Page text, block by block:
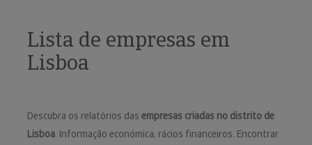
Lista de empresas em
Lisboa
Descubra os relatórios das empresas criadas no distrito de
Lisboa. Informação económica, rácios financeiros. Encontrar